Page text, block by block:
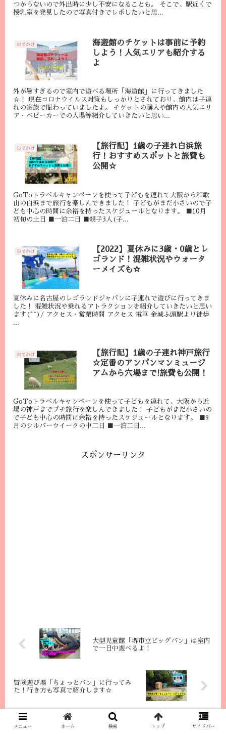
つからないので外出時に少し不安になることも。 そこで、駅近くで
授乳室を発見したので写真付きでレポしたいと思...
おでかけ
海遊館のチケットは事前に予約
しよう！人気エリアも紹介する
よ
外が暑すぎるので室内で遊べる場所「海遊館」に行ってきました
☆！ 現在コロナウイルス対策もしっかりとされており、館内は子連
れの家族で賑わっていましたよ。 チケットの購入や館内の人気エリ
ア・ベビーカーでの入場等紹介していきたいと思い...
おでかけ
【旅行記】1歳の子連れ白浜旅
行！おすすめスポットと旅費も
公開☆
GoToトラベルキャンペーンを使って子どもを連れて大阪から和歌
山の白浜まで旅行を楽しんできました！ 子どもがまだ小さいので子
ども中心の時間に余裕を持ったスケジュールとなります。 ■10月
初旬の土日 ■一泊二日 ■親子3人(子...
おでかけ
【2022】夏休みに3歳・0歳とレ
ゴランド！混雑状況やウォータ
ーメイズも☆
夏休みに名古屋のレゴランドジャパンに子連れで遊びに行ってきま
した！ 混雑状況や乗れるアトラクションを紹介していきたいと思い
ます(^^)/ アクセス・営業時間 アクセス 電車 金城ふ頭駅より徒歩
...
おでかけ
【旅行記】1歳の子連れ神戸旅行
☆定番のアンパンマンミュージ
アムから穴場まで!旅費も公開！
GoToトラベルキャンペーンを使って子どもを連れて、大阪から近
場の神戸までプチ旅行を楽しんできました！ 子どもがまだ小さいの
で子ども中心の時間に余裕を持ったスケジュールとなります。 ■9
月のシルバーウイークの中二日 ■一泊二日...
スポンサーリンク
大型児童館「堺市立ビッグバン」は室内
で一日中遊べるよ！
冒険遊び場「ちょっとバン」に行ってみ
た！行き方も写真で紹介します☆
メニュー ホーム 検索 トップ サイドバー